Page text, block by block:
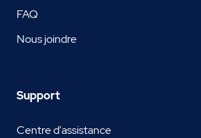
FAQ
Nous joindre
Support
Centre d'assistance